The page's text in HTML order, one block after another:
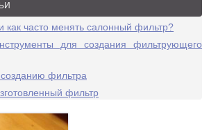
как часто менять салонный фильтр?
для создания фильтрующего
фильтра
фильтр